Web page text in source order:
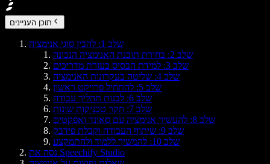
תוכן העניינים
שלב 1: להבין סוגי אנימציה
שלב 2: בחירת תוכנת האנימציה הנכונה
שלב 3: למידת הבסיס בעזרת מדריכים
שלב 4: שליטה בעקרונות האנימציה
שלב 5: להתחיל פרויקט ראשון
שלב 6: לבנות תהליך עבודה
שלב 7: חקר טכניקות שונות
שלב 8: להעשיר אנימציה עם סאונד ואפקטים
שלב 9: שיתוף העבודה וקבלת פידבק
שלב 10: להמשיך ללמוד ולהתמקצע
נסה את Speechify Studio